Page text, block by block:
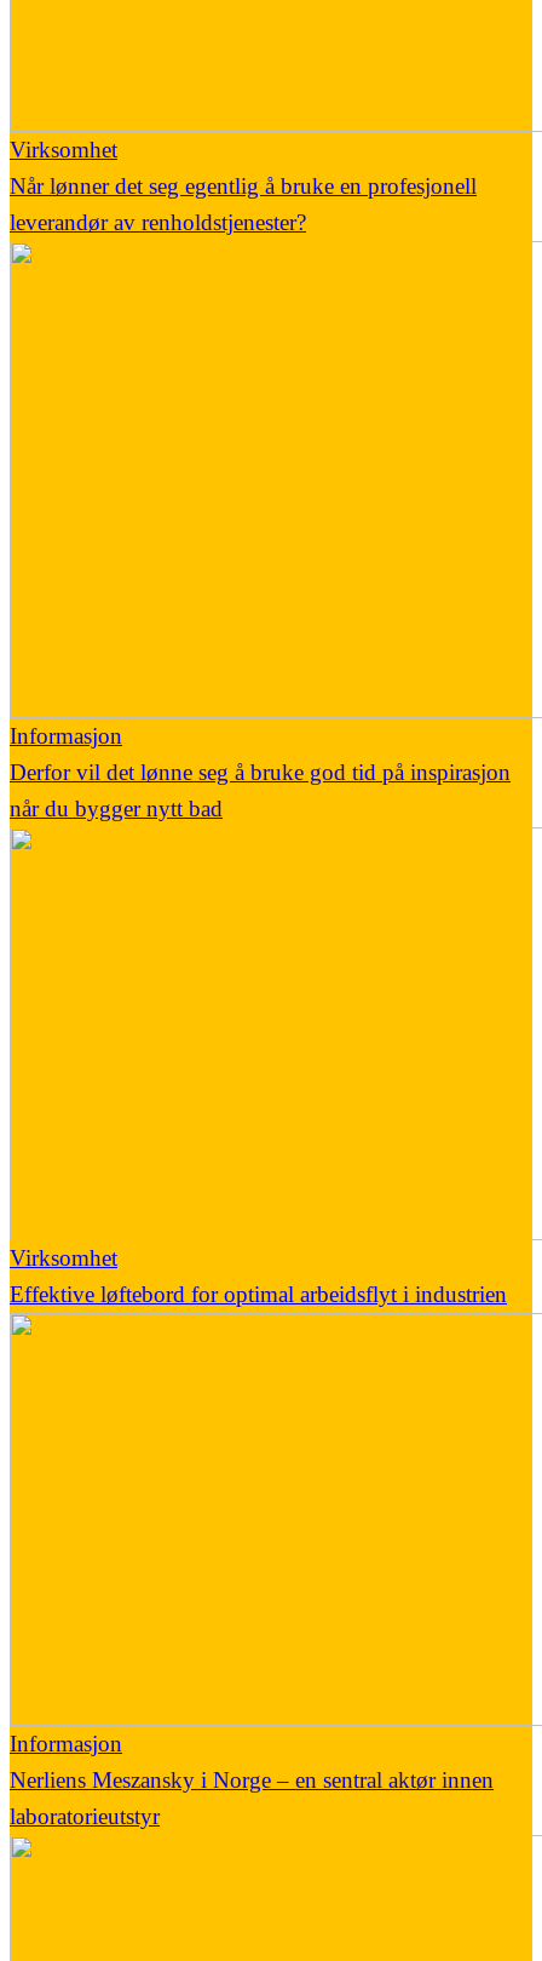
Virksomhet
Når lønner det seg egentlig å bruke en profesjonell
leverandør av renholdstjenester?
Informasjon
Derfor vil det lønne seg å bruke god tid på inspirasjon
når du bygger nytt bad
Virksomhet
Effektive løftebord for optimal arbeidsflyt i industrien
Informasjon
Nerliens Meszansky i Norge – en sentral aktør innen
laboratorieutstyr